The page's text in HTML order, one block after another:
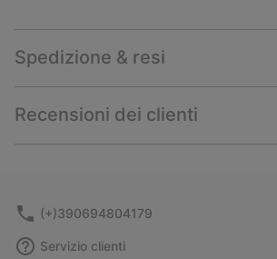
Spedizione & resi
Recensioni dei clienti
(+)390694804179
Servizio clienti